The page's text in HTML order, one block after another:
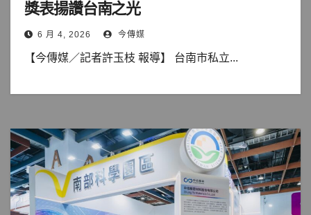
獎表揚讚台南之光
6 月 4, 2026 今傳媒
【今傳媒／記者許玉枝 報導】 台南市私立...